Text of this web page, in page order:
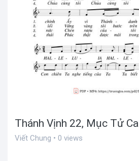
Thánh Vịnh 22, Mục Tử Ca
Viết Chung • 0 views